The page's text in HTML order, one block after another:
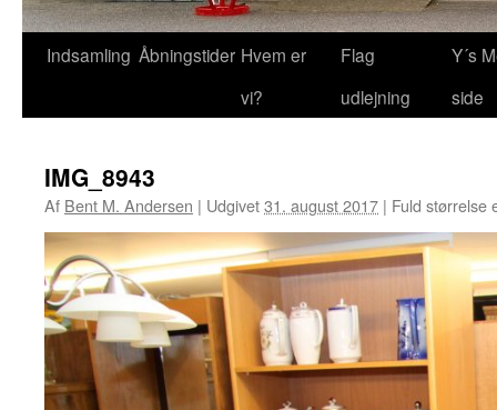
Hop
Indsamling Åbningstider Hvem er
vi?
Flag
udlejning
Y´s
side
IMG_8943
Af Bent M. Andersen | Udgivet31. august 2017 | Fuld størrelse